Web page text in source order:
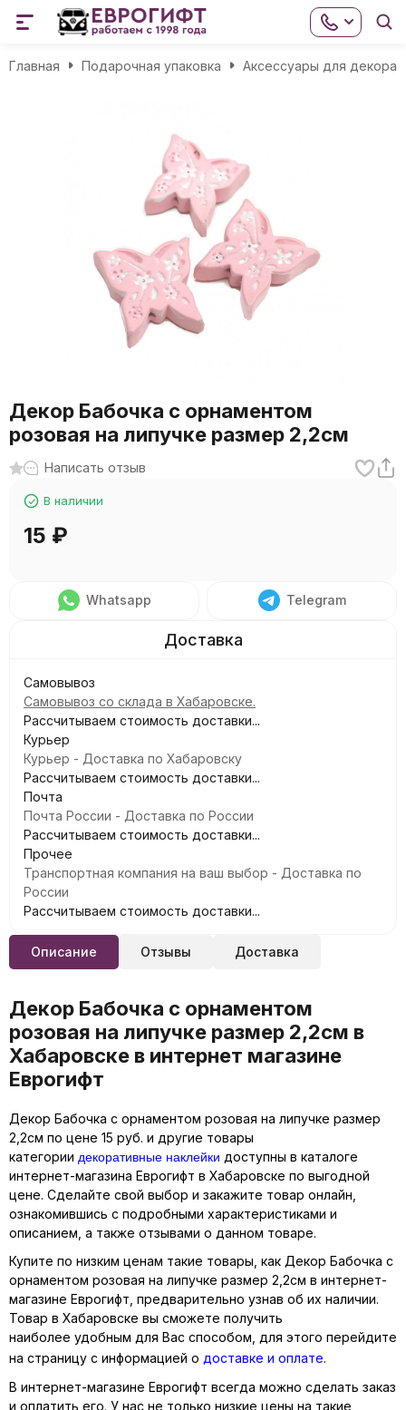
Главная Подарочная упаковка Аксессуары для декора
Декор Бабочка с орнаментом
розовая на липучке размер 2,2см
Написать отзыв
В наличии
15 ₽
Whatsapp Telegram
Самовывоз
Самовывоз со склада в Хабаровске.
Рассчитываем стоимость доставки...
Курьер
Курьер - Доставка по Хабаровску
Рассчитываем стоимость доставки...
Почта
Почта России - Доставка по России
Рассчитываем стоимость доставки...
Прочее
Транспортная компания на ваш выбор - Доставка по
России
Рассчитываем стоимость доставки...
Описание Отзывы Доставка
Декор Бабочка с орнаментом
розовая на липучке размер 2,2см в
Хабаровске в интернет магазине
Еврогифт
Декор Бабочка с орнаментом розовая на липучке размер
2,2см по цене 15 руб. и другие товары
категории декоративные наклейки доступны в каталоге
интернет-магазина Еврогифт в Хабаровске по выгодной
цене. Сделайте свой выбор и закажите товар онлайн,
ознакомившись с подробными характеристиками и
описанием, а также отзывами о данном товаре.
Купите по низким ценам такие товары, как Декор Бабочка с
орнаментом розовая на липучке размер 2,2см в интернет-
магазине Еврогифт, предварительно узнав об их наличии.
Товар в Хабаровске вы сможете получить
наиболее удобным для Вас способом, для этого перейдите
на страницу с информацией о доставке и оплате.
В интернет-магазине Еврогифт всегда можно сделать заказ
и оплатить его. У нас не только низкие цены на такие